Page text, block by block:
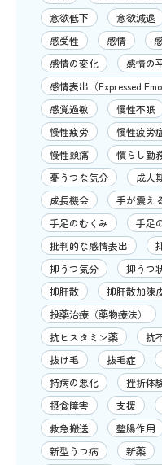
意欲低下
意欲減退
感受性
感情
感情の変化
感情の
感情表出（Expressed
感覚過敏
慢性不眠
慢性疲労
慢性疲労
慢性頭痛
慣らし勤
憂うつな気分
成人
成長機会
手が震え
手足のむくみ
手足
批判的な感情表出
抑うつ気分
抑うつ
抑肝散
抑肝散加陳
投薬治療（薬物療法）
抗ヒスタミン薬
抗
抜け毛
抜毛症
持病の悪化
挫折体
摂食障害
支援
救急搬送
整腸作用
新型うつ病
新薬